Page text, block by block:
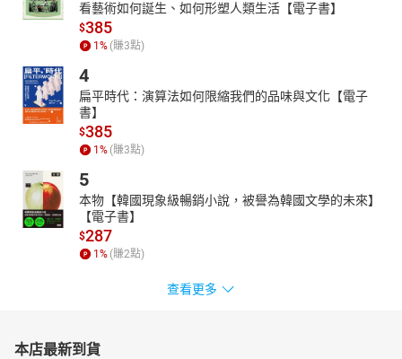
看藝術如何誕生、如何形塑人類生活【電子書】
$385
1 % (賺3點)
4
扁平時代：演算法如何限縮我們的品味與文化【電子
書】
$385
1 % (賺3點)
5
本物【韓國現象級暢銷小說，被譽為韓國文學的未來】
【電子書】
$287
1 % (賺2點)
查看更多
本店最新到貨